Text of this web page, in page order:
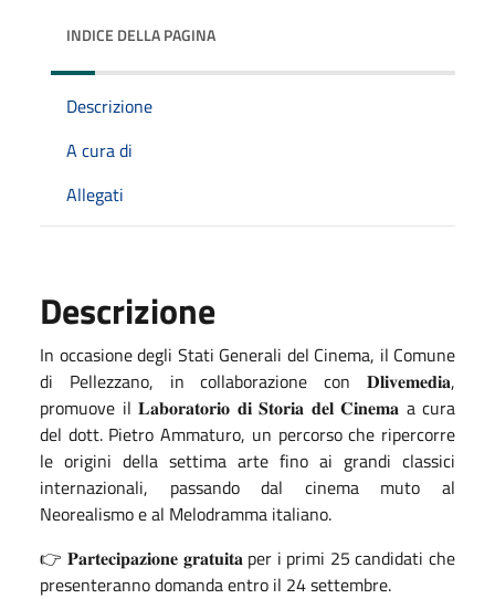
INDICE DELLA PAGINA
Descrizione
A cura di
Allegati
Descrizione
In occasione degli Stati Generali del Cinema, il Comune
di Pellezzano, in collaborazione con 𝐃𝐥𝐢𝐯𝐞𝐦𝐞𝐝𝐢𝐚,
promuove il 𝐋𝐚𝐛𝐨𝐫𝐚𝐭𝐨𝐫𝐢𝐨 𝐝𝐢 𝐒𝐭𝐨𝐫𝐢𝐚 𝐝𝐞𝐥 𝐂𝐢𝐧𝐞𝐦𝐚 a cura
del dott. Pietro Ammaturo, un percorso che ripercorre
le origini della settima arte fino ai grandi classici
internazionali, passando dal cinema muto al
Neorealismo e al Melodramma italiano.
👉 𝐏𝐚𝐫𝐭𝐞𝐜𝐢𝐩𝐚𝐳𝐢𝐨𝐧𝐞 𝐠𝐫𝐚𝐭𝐮𝐢𝐭𝐚 per i primi 25 candidati che
presenteranno domanda entro il 24 settembre.